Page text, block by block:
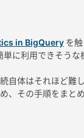
in BigQuery を
単に利用できそうな
自体はそれほど難
、その手順をまとめ